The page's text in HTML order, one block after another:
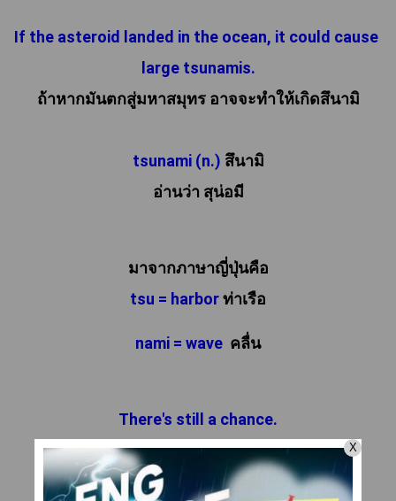
If the asteroid landed in the ocean, it could cause
large tsunamis.
ถ้าหากมันตกสู่มหาสมุทร อาจจะทำให้เกิดสึนามิ
tsunami (n.) สึนามิ
tsu = harbor ท่าเรือ
nami = wave คลื่น
There's still a chance.
ยังมีโอกาส